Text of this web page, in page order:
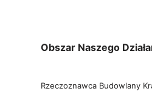
Obszar Naszego
Rzeczoznawca Budowlany